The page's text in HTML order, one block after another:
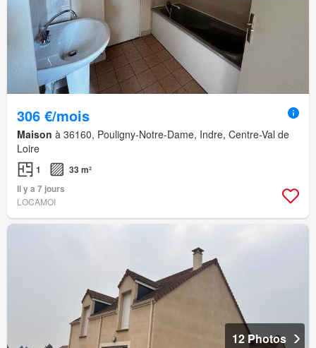
306 €/mois
Maison à 36160, Pouligny-Notre-Dame, Indre, Centre-Val de
Loire
1
33 m²
Il y a 7 jours
LOCAMOI
12 Photos